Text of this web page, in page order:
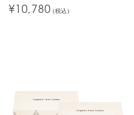
¥10,780 (税込)